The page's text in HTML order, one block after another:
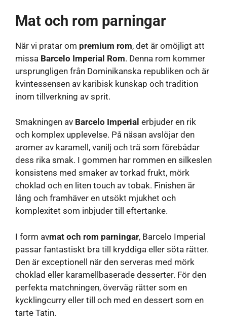
Mat och rom parningar
När vi pratar om premium rom, det är omöjligt att
missa Barcelo Imperial Rom. Denna rom kommer
ursprungligen från Dominikanska republiken och är
kvintessensen av karibisk kunskap och tradition
inom tillverkning av sprit.
Smakningen av Barcelo Imperial erbjuder en rik
och komplex upplevelse. På näsan avslöjar den
aromer av karamell, vanilj och trä som förebådar
dess rika smak. I gommen har rommen en silkeslen
konsistens med smaker av torkad frukt, mörk
choklad och en liten touch av tobak. Finishen är
lång och framhäver en utsökt mjukhet och
komplexitet som inbjuder till eftertanke.
I form avmat och rom parningar, Barcelo Imperial
passar fantastiskt bra till kryddiga eller söta rätter.
Den är exceptionell när den serveras med mörk
choklad eller karamellbaserade desserter. För den
perfekta matchningen, överväg rätter som en
kycklingcurry eller till och med en dessert som en
tarte Tatin.